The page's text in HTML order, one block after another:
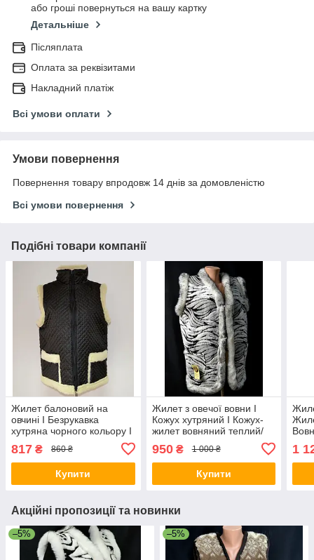
або гроші повернуться на вашу картку
Детальніше
Післяплата
Оплата за реквізитами
Накладний платіж
Всі умови оплати
Умови повернення
Повернення товару впродовж 14 днів за домовленістю
Всі умови повернення
Подібні товари компанії
Жилет балоновий на
овчині I Безрукавка
хутряна чорного кольору I
817 ₴ 860 ₴
Купити
Жилет з овечої вовни I
Кожух хутряний I Кожух-
жилет вовняний теплий/
950₴ 1 000 ₴
Купити
1
Акційні пропозиції та новинки
–5% –5%